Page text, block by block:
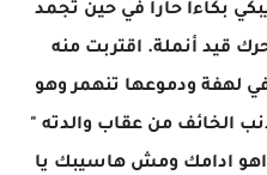
بكاءاً حاراً في حين تجمد
قيد أنملة. اقتربت منه
لهفة ودموعها تنهمر وهو
الخائف من عقاب والدته "
اهو ادامك ومش هاسيبك يا